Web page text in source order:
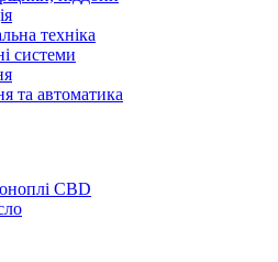
техніка
системи
та автоматика
CBD